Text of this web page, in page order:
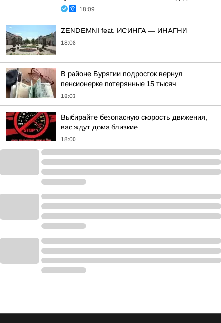
18:09
ZENDEMNI feat. ИСИНГА — ИНАГНИ
18:08
В районе Бурятии подросток вернул
пенсионерке потерянные 15 тысяч
18:03
Выбирайте безопасную скорость движения,
вас ждут дома близкие
18:00